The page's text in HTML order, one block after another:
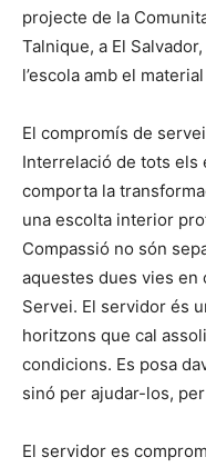
projecte de la
Talnique, a El
l’escola amb el
El compromís de
Interrelació de tots els
comporta la
una escolta interior
Compassió no són
aquestes dues vies
Servei. El servidor és
horitzons que cal
condicions. Es posa
sinó per ajudar-los,
El servidor es